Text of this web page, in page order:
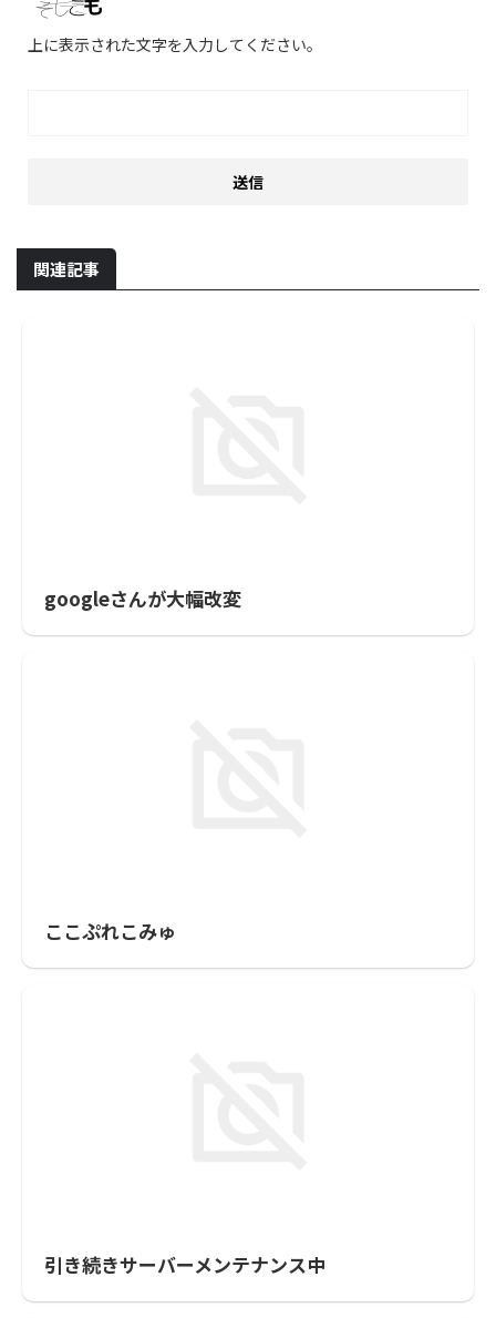
上に表示された文字を入力してください。
関連記事
googleさんが大幅改変
ここぷれこみゅ
引き続きサーバーメンテナンス中